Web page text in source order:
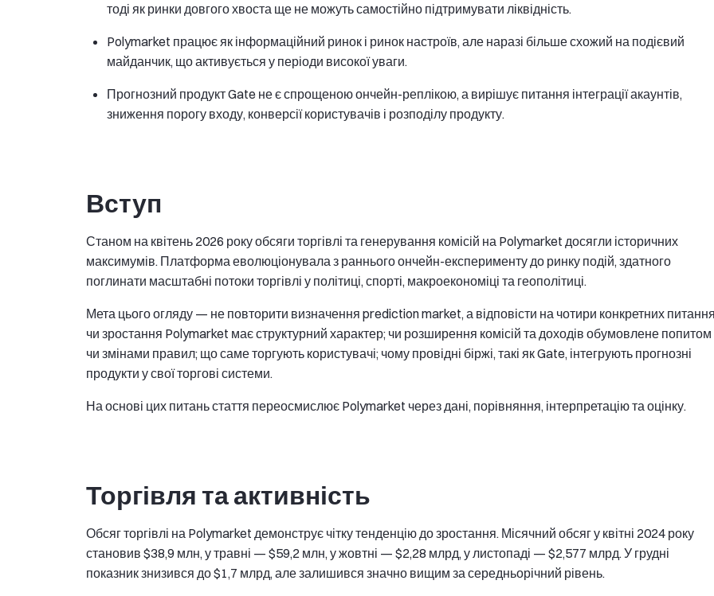
тоді як ринки довгого хвоста ще не можуть самостійно підтримувати ліквідність.
Polymarket працює як інформаційний ринок і ринок настроїв, але наразі більше схожий на подієвий
майданчик, що активується у періоди високої уваги.
Прогнозний продукт Gate не є спрощеною ончейн-реплікою, а вирішує питання інтеграції акаунтів,
зниження порогу входу, конверсії користувачів і розподілу продукту.
Вступ
Станом на квітень 2026 року обсяги торгівлі та генерування комісій на Polymarket досягли історичних
максимумів. Платформа еволюціонувала з раннього ончейн-експерименту до ринку подій, здатного
поглинати масштабні потоки торгівлі у політиці, спорті, макроекономіці та геополітиці.
Мета цього огляду — не повторити визначення prediction market, а відповісти на чотири конкретних
чи зростання Polymarket має структурний характер; чи розширення комісій та доходів обумовлене попитом
чи змінами правил; що саме торгують користувачі; чому провідні біржі, такі як Gate, інтегрують прогнозні
продукти у свої торгові системи.
На основі цих питань стаття переосмислює Polymarket через дані, порівняння, інтерпретацію та оцінку.
Торгівля та активність
Обсяг торгівлі на Polymarket демонструє чітку тенденцію до зростання. Місячний обсяг у квітні 2024 року
становив $38,9 млн, у травні — $59,2 млн, у жовтні — $2,28 млрд, у листопаді — $2,577 млрд. У грудні
показник знизився до $1,7 млрд, але залишився значно вищим за середньорічний рівень.